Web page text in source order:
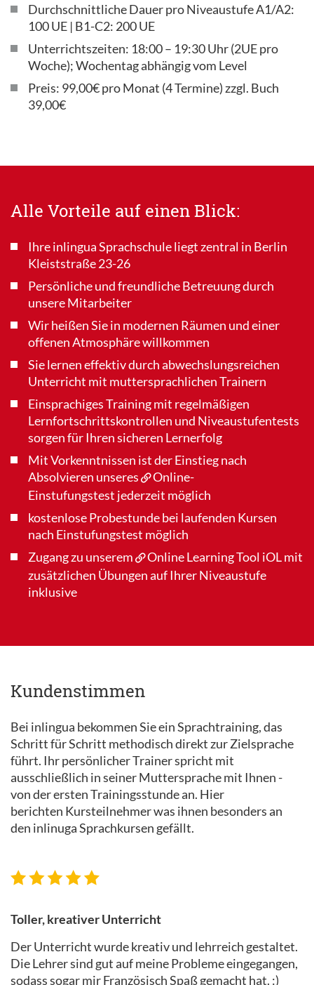
Durchschnittliche Dauer pro Niveaustufe A1/A2:
100 UE | B1-C2: 200 UE
Unterrichtszeiten: 18:00 – 19:30 Uhr (2UE pro
Woche); Wochentag abhängig vom Level
Preis: 99,00€ pro Monat (4 Termine) zzgl. Buch
39,00€
Alle Vorteile auf einen Blick:
Ihre inlingua Sprachschule liegt zentral in Berlin
Kleiststraße 23-26
Persönliche und freundliche Betreuung durch
unsere Mitarbeiter
Wir heißen Sie in modernen Räumen und einer
offenen Atmosphäre willkommen
Sie lernen effektiv durch abwechslungsreichen
Unterricht mit muttersprachlichen Trainern
Einsprachiges Training mit regelmäßigen
Lernfortschrittskontrollen und Niveaustufentests
sorgen für Ihren sicheren Lernerfolg
Mit Vorkenntnissen ist der Einstieg nach
Absolvieren unseres
Online-
Einstufungstest jederzeit möglich
kostenlose Probestunde bei laufenden Kursen
nach Einstufungstest möglich
Zugang zu unserem
Online Learning Tool iOLmit
zusätzlichen Übungen auf Ihrer Niveaustufe
inklusive
Kundenstimmen
Bei inlingua bekommen Sie ein Sprachtraining, das
Schritt für Schritt methodisch direkt zur Zielsprache
führt. Ihr persönlicher Trainer spricht mit
ausschließlich in seiner Muttersprache mit Ihnen -
von der ersten Trainingsstunde an. Hier
berichten Kursteilnehmer was ihnen besonders an
den inlinuga Sprachkursen gefällt.
Toller, kreativer Unterricht
Der Unterricht wurde kreativ und lehrreich gestaltet.
Die Lehrer sind gut auf meine Probleme eingegangen,
sodass sogar mir Französisch Spaß gemacht hat. :)